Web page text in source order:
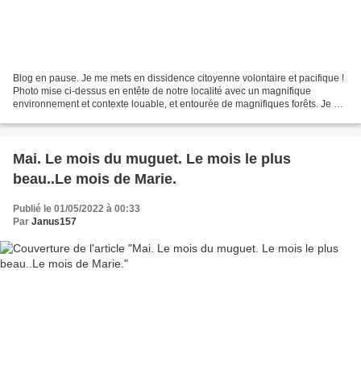
Blog en pause. Je me mets en dissidence citoyenne volontaire et pacifique !
Photo mise ci-dessus en entête de notre localité avec un magnifique
environnement et contexte louable, et entourée de magnifiques forêts. Je ne
Mai. Le mois du muguet. Le mois le plus
beau..Le mois de Marie.
Publié le 01/05/2022 à 00:33
Par Janus157